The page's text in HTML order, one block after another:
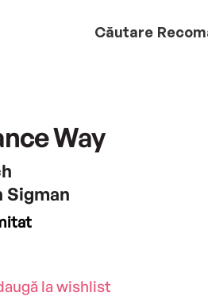
Căutare
Way
Sigman
la wishlist